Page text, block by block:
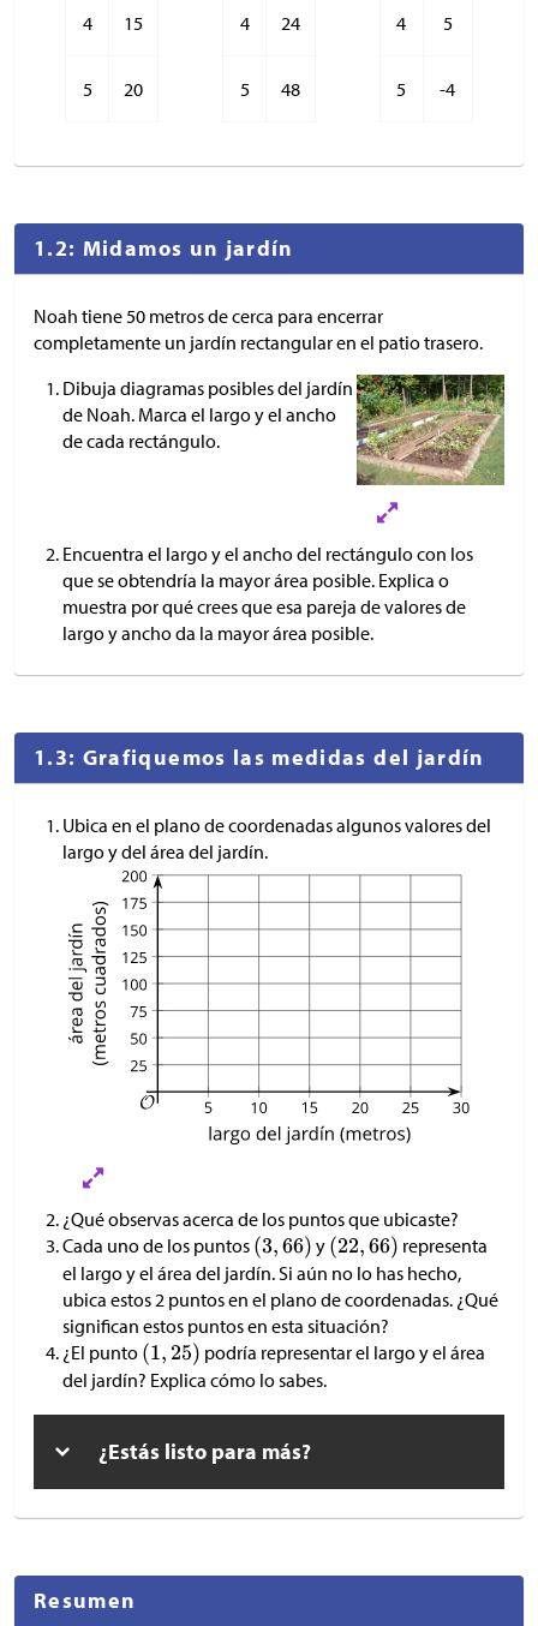
4 15
5 20
4 24
5 48
4 5
5 -4
1.2: Midamos un jardín
Noah tiene 50 metros de cerca para encerrar
completamente un jardín rectangular en el patio trasero.
Dibuja diagramas posibles del jardín
de Noah. Marca el largo y el ancho
de cada rectángulo.
Encuentra el largo y el ancho del rectángulo con los
que se obtendría la mayor área posible. Explica o
muestra por qué crees que esa pareja de valores de
largo y ancho da la mayor área posible.
1.3: Grafiquemos las medidas del jardín
Ubica en el plano de coordenadas algunos valores del
largo y del área del jardín.
¿Qué observas acerca de los puntos que ubicaste?
Cada uno de los puntos
y
representa
el largo y el área del jardín. Si aún no lo has hecho,
ubica estos 2 puntos en el plano de coordenadas. ¿Qué
significan estos puntos en esta situación?
¿El punto
podría representar el largo y el área
del jardín? Explica cómo lo sabes.
¿Estás listo para más?
Resumen